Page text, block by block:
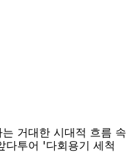
거대한 시대적 흐름 속
다투어 '다회용기 세척